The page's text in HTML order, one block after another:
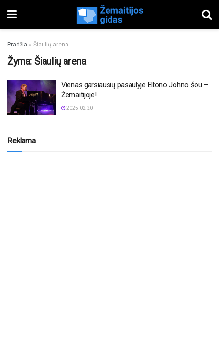
Pradžia » Šiaulių arena
Žyma: Šiaulių arena
Vienas garsiausių pasaulyje Eltono Johno šou –
Žemaitijoje!
2025-02-20
Reklama